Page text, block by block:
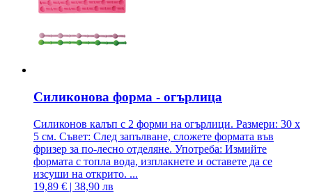
Силиконова форма - огърлица
Силиконов калъп с 2 форми на огърлици. Размери: 30 х
5 см. Съвет: След запълване, сложете формата във
фризер за по-лесно отделяне. Употреба: Измийте
формата с топла вода, изплакнете и оставете да се
изсуши на открито. ...
19,89 € | 38,90 лв